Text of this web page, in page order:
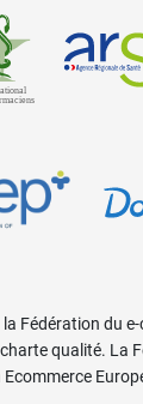
Fédération du
qualité. La
Ecommerce